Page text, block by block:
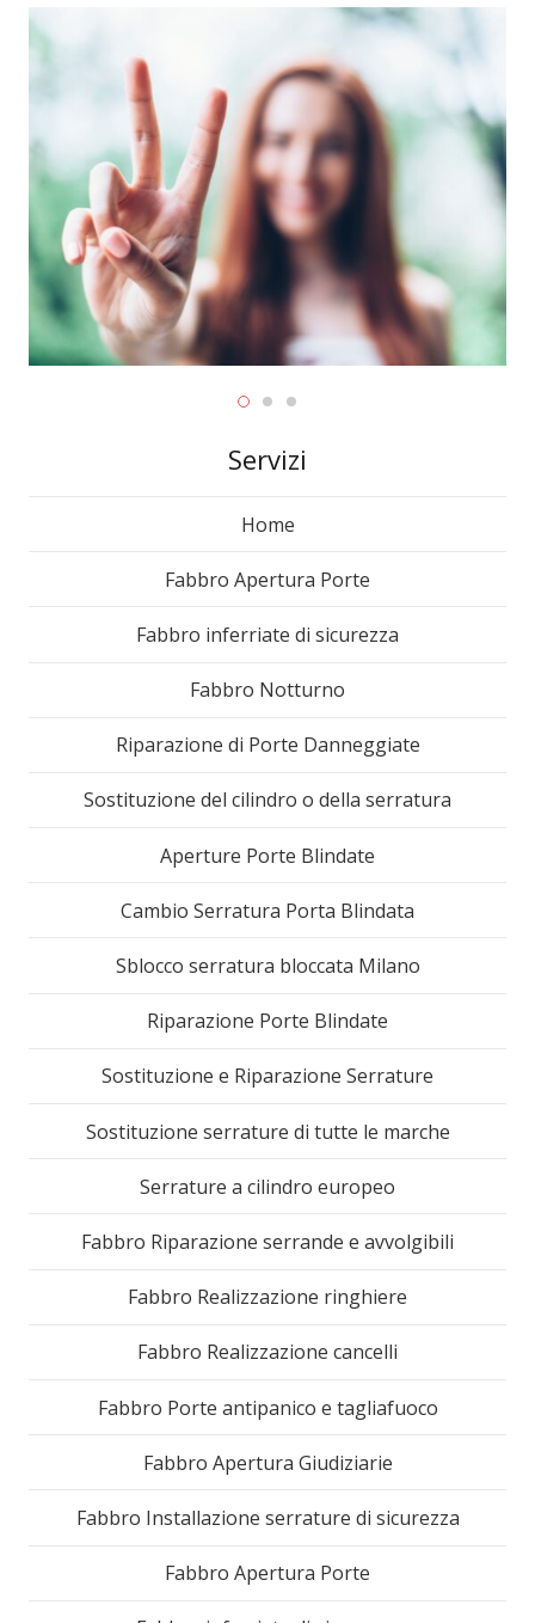
Servizi
Home
Fabbro Apertura Porte
Fabbro inferriate di sicurezza
Fabbro Notturno
Riparazione di Porte Danneggiate
Sostituzione del cilindro o della serratura
Aperture Porte Blindate
Cambio Serratura Porta Blindata
Sblocco serratura bloccata Milano
Riparazione Porte Blindate
Sostituzione e Riparazione Serrature
Sostituzione serrature di tutte le marche
Serrature a cilindro europeo
Fabbro Riparazione serrande e avvolgibili
Fabbro Realizzazione ringhiere
Fabbro Realizzazione cancelli
Fabbro Porte antipanico e tagliafuoco
Fabbro Apertura Giudiziarie
Fabbro Installazione serrature di sicurezza
Fabbro Apertura Porte